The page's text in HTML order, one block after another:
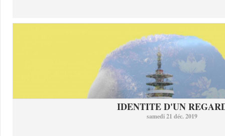
IDENTITE D'UN
samedi 21 déc. 2019